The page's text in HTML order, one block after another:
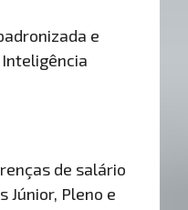
e
de salário
Júnior, Pleno e